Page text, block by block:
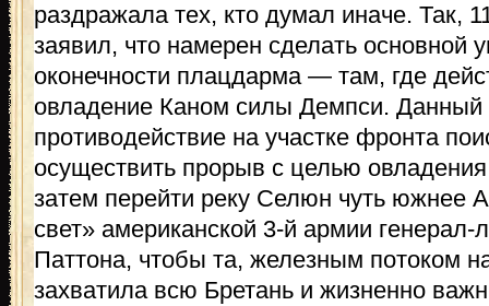
раздражала тех, кто думал иначе. Так,
заявил, что намерен сделать основной
оконечности плацдарма — там, где
овладение Каном силы Демпси.
противодействие на участке фронта
осуществить прорыв с целью
затем перейти реку Селюн чуть южнее
свет» американской 3-й армии
Паттона, чтобы та, железным потоком
захватила всю Бретань и жизненно